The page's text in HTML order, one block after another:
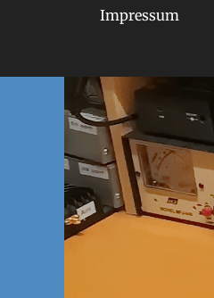
Impressum